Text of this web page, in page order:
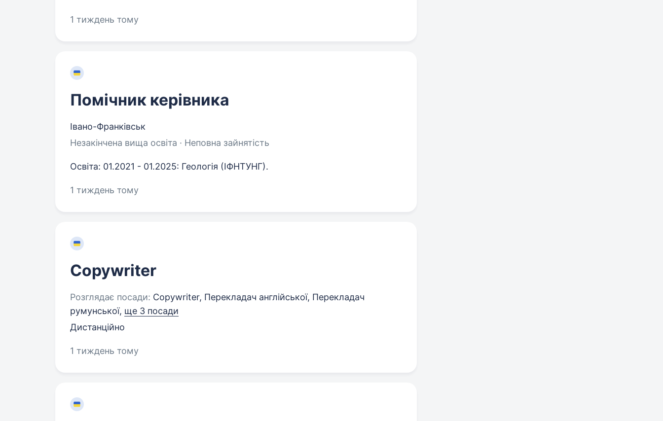
1 тиждень тому
Помічник керівника
Івано-Франківськ
Незакінчена вища освіта · Неповна зайнятість
Освіта: 01.2021 - 01.2025: Геологія (ІФНТУНГ).
1 тиждень тому
Copywriter
Розглядає посади: Copywriter, Перекладач англійської, Перекладач
румунської, ще 3 посади
Дистанційно
1 тиждень тому